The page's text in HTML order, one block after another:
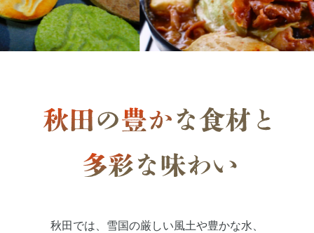
秋田では、雪国の厳しい風土や豊かな水、